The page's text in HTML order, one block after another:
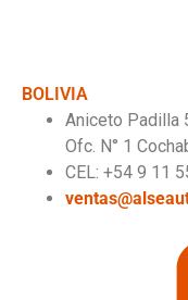
BOLIVIA
Aniceto Padilla
Ofc. N° 1
CEL: +54 9 11